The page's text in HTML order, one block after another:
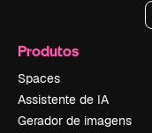
Produtos
Spaces
Assistente de IA
Gerador de imagens